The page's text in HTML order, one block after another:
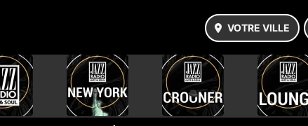
VOTRE VILLE